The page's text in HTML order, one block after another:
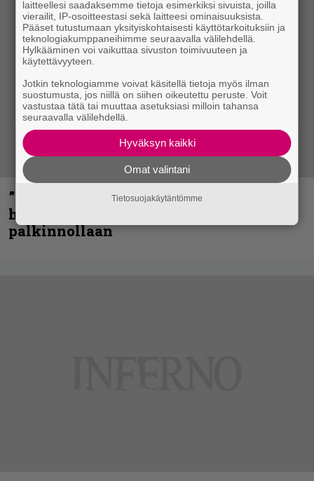
”Mitalini näyttää ihan plektralta” –
huippu-uimari jamittelee Megadethiä
palkinnollaan
laitteellesi saadaksemme tietoja esimerkiksi sivuista, joilla
vierailit, IP-osoitteestasi sekä laitteesi ominaisuuksista.
Pääset tutustumaan yksityiskohtaisesti käyttötarkoituksiin ja
teknologiakumppaneihimme seuraavalla välilehdellä.
Hylkääminen voi vaikuttaa sivuston toimivuuteen ja
käytettävyyteen.
Jotkin teknologiamme voivat käsitellä tietoja myös ilman
suostumusta, jos niillä on siihen oikeutettu peruste. Voit
vastustaa tätä tai muuttaa asetuksiasi milloin tahansa
seuraavalla välilehdellä.
Hyväksyn kaikki
Omat valintani
Tietosuojakäytäntömme